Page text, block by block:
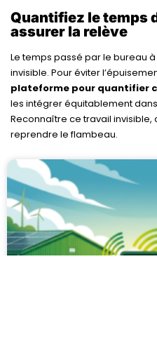
Quantifiez le temps
assurer la relève
Le temps passé par le bureau
invisible. Pour éviter
plateforme pour quantifier
les intégrer équitablement
Reconnaître ce travail invisible,
reprendre le flambeau.